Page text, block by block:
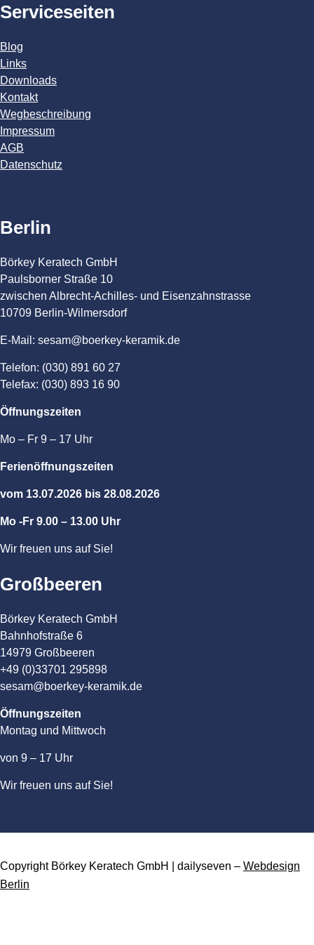
Serviceseiten
Blog
Links
Downloads
Kontakt
Wegbeschreibung
Impressum
AGB
Datenschutz
Berlin
Börkey Keratech GmbH
Paulsborner Straße 10
zwischen Albrecht-Achilles- und Eisenzahnstrasse
10709 Berlin-Wilmersdorf
E-Mail: sesam@boerkey-keramik.de
Telefon: (030) 891 60 27
Telefax: (030) 893 16 90
Öffnungszeiten
Mo – Fr 9 – 17 Uhr
Ferienöffnungszeiten
vom 13.07.2026 bis 28.08.2026
Mo -Fr 9.00 – 13.00 Uhr
Wir freuen uns auf Sie!
Großbeeren
Börkey Keratech GmbH
Bahnhofstraße 6
14979 Großbeeren
+49 (0)33701 295898
sesam@boerkey-keramik.de
Öffnungszeiten
Montag und Mittwoch
von 9 – 17 Uhr
Wir freuen uns auf Sie!
Copyright Börkey Keratech GmbH | dailyseven – Webdesign
Berlin